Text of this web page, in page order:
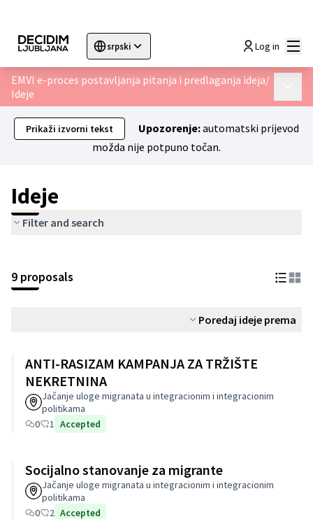
srpski
Sprache wählen Choisir la langue
Log in
EMVI e-proces postavljanja pitanja i predlaganja ideja/
Ideje
Prikaži izvorni tekst Upozorenje:automatski prijevod
možda nije potpuno točan.
Ideje
Filter and search
9 proposals
Poredaj ideje prema
ANTI-RASIZAM KAMPANJA ZA TRŽIŠTE
NEKRETNINA
Jačanje uloge migranata u integracionim i integracionim
politikama
0
1 Accepted
Socijalno stanovanje za migrante
Jačanje uloge migranata u integracionim i integracionim
politikama
0
2 Accepted